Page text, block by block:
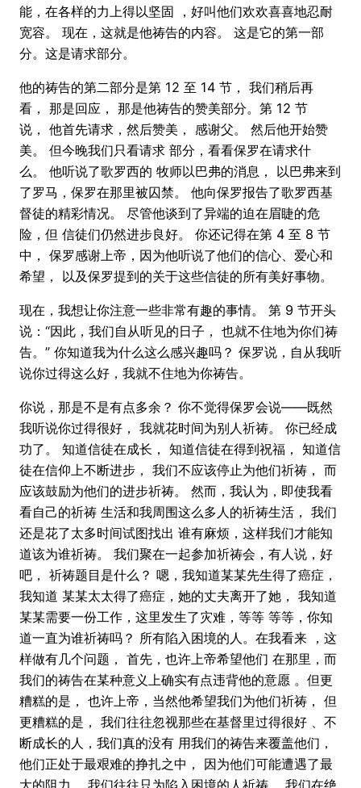
能，在各样的力上得以坚固 ，好叫他们欢欢喜喜地忍耐
宽容。 现在，这就是他祷告的内容。 这是它的第一部
分。这是请求部分。
他的祷告的第二部分是第 12 至 14 节， 我们稍后再
看， 那是回应， 那是他祷告的赞美部分。第 12 节
说， 他首先请求，然后赞美， 感谢父。 然后他开始赞
美。 但今晚我们只看请求 部分，看看保罗在请求什
么。 他听说了歌罗西的 牧师以巴弗的消息， 以巴弗来到
了罗马，保罗在那里被囚禁。 他向保罗报告了歌罗西基
督徒的精彩情况。 尽管他谈到了异端的迫在眉睫的危
险，但 信徒们仍然进步良好。 你还记得在第 4 至 8 节
中， 保罗感谢上帝，因为他听说了他们的信心、爱心和
希望， 以及保罗提到的关于这些信徒的所有美好事物。
现在，我想让你注意一些非常有趣的事情。 第 9 节开头
说：“因此，我们自从听见的日子， 也就不住地为你们祷
告。” 你知道我为什么这么感兴趣吗？ 保罗说，自从我听
说你过得这么好，我就不住地为你祷告。
你说，那是不是有点多余？ 你不觉得保罗会说——既然
我听说你过得很好， 我就花时间为别人祈祷。 你已经成
功了。 知道信徒在成长， 知道信徒在得到祝福， 知道信
徒在信仰上不断进步， 我们不应该停止为他们祈祷， 而
应该鼓励为他们的进步祈祷。 然而，我认为，即使我看
看自己的祈祷 生活和我周围这么多人的祈祷生活， 我们
还是花了太多时间试图找出 谁有麻烦，这样我们才能知
道该为谁祈祷。 我们聚在一起参加祈祷会，有人说，好
吧， 祈祷题目是什么？ 嗯，我知道某某先生得了癌症，
我知道 某某太太得了癌症，她的丈夫离开了她， 我知道
某某需要一份工作，这里发生了灾难，等等 等等，你知
道一直为谁祈祷吗？ 所有陷入困境的人。在我看来 ，这
样做有几个问题， 首先，也许上帝希望他们 在那里，而
我们的祷告在某种意义上确实有点违背他的意愿 。但更
糟糕的是， 也许上帝，当然他希望我们为他们祈祷， 但
更糟糕的是， 我们往往忽视那些在基督里过得很好 、不
断成长的人，我们真的没有 用我们的祷告来覆盖他们，
他们正处于最艰难的挣扎之中， 因为他们可能遭遇了最